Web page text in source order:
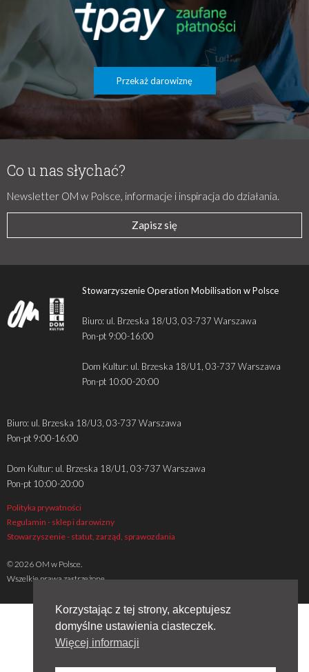
Przekaż darowiznę
Co u nas słychać?
Newsletter OM w Polsce, informacje i inspiracja do działania.
Zapisz się
Stowarzyszenie Operation Mobilisation w Polsce
Biuro: ul. Brzeska 18/U3, 03-737 Warszawa
Pon-pt 9:00-16:00
Dom Kultur: ul. Brzeska 18/U1, 03-737 Warszawa
Pon-pt 10:00-20:00
Biuro: ul. Brzeska 18/U3, 03-737 Warszawa
Pon-pt 9:00-16:00
Dom Kultur: ul. Brzeska 18/U1, 03-737 Warszawa
Pon-pt 10:00-20:00
Polityka prywatności
Regulamin - sklep i darowizny
Stowarzyszenie - statut, zarząd, sprawozdania
© 2026 OM w Polsce.
Wszelkie prawa zastrzeżone
Korzystając z tej strony, akceptujesz
domyślne ustawienia ciasteczek.
Więcej informacji